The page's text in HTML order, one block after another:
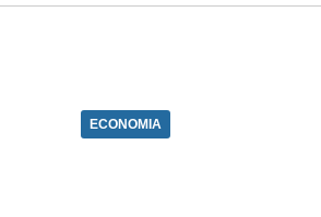
ECONOMIA